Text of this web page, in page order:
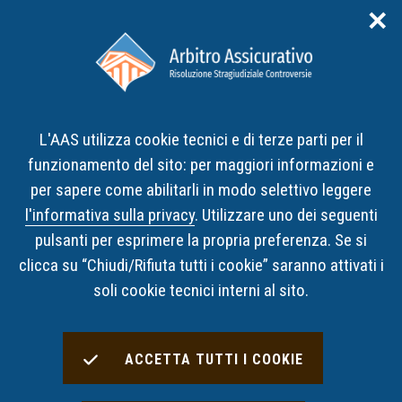
✕
L'AAS utilizza cookie tecnici e di terze parti per il
funzionamento del sito: per maggiori informazioni e
per sapere come abilitarli in modo selettivo leggere
l'informativa sulla privacy. Utilizzare uno dei seguenti
pulsanti per esprimere la propria preferenza. Se si
clicca su “Chiudi/Rifiuta tutti i cookie” saranno attivati i
soli cookie tecnici interni al sito.
ACCETTA TUTTI I COOKIE
Home
Notizie
Intervista di Maria Luisa Cavina sull'Arbitro Assicurativo a TV
NOTIZIE 15 GENNAIO 2026
Intervista di Maria Luisa
Cavina sull'Arbitro
Assicurativo a TV 2000